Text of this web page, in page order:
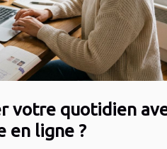
votre quotidien
en ligne ?